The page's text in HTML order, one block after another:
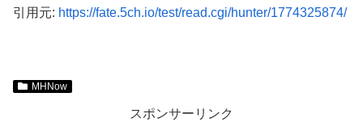
引用元: https://fate.5ch.io/test/read.cgi/hunter/1774325874/
MHNow
スポンサーリンク